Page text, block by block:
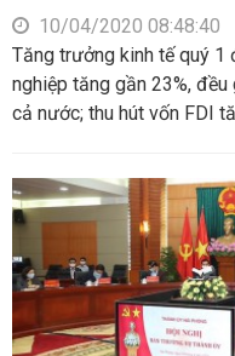
10/04/2020 08:48:40
Tăng trưởng kinh tế quý 1
nghiệp tăng gần 23%,
cả nước; thu hút vốn FDI
thường xuyên, tổng vốn
đời sống nhân dân ổn
mẽ của Hải Phòng, trong
hành.